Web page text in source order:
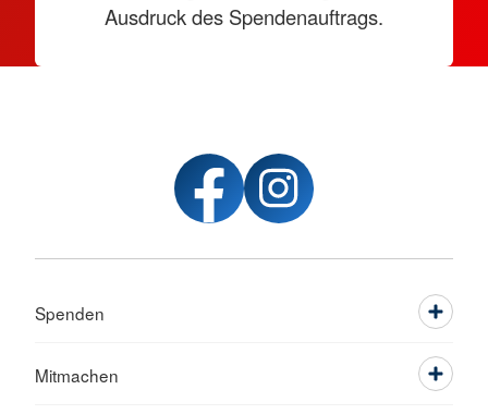
Ausdruck des Spendenauftrags.
Spenden
Mitmachen